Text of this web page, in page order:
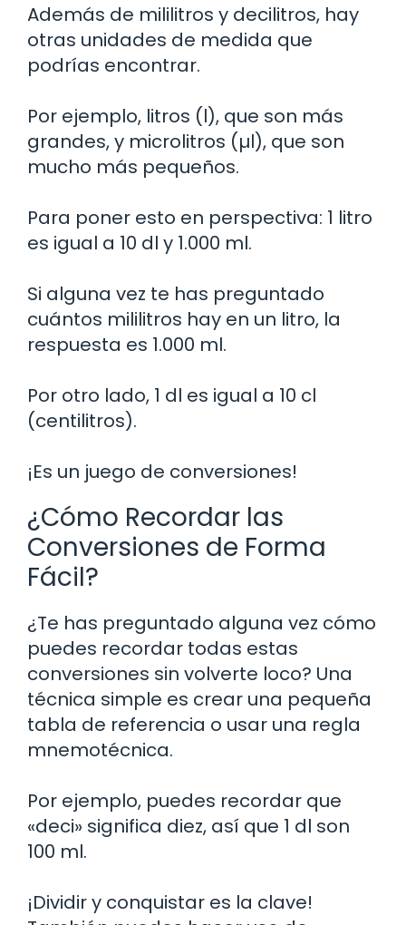
Además de mililitros y decilitros, hay
otras unidades de medida que
podrías encontrar.
Por ejemplo, litros (l), que son más
grandes, y microlitros (µl), que son
mucho más pequeños.
Para poner esto en perspectiva: 1 litro
es igual a 10 dl y 1.000 ml.
Si alguna vez te has preguntado
cuántos mililitros hay en un litro, la
respuesta es 1.000 ml.
Por otro lado, 1 dl es igual a 10 cl
(centilitros).
¡Es un juego de conversiones!
¿Cómo Recordar las
Conversiones de Forma
Fácil?
¿Te has preguntado alguna vez cómo
puedes recordar todas estas
conversiones sin volverte loco? Una
técnica simple es crear una pequeña
tabla de referencia o usar una regla
mnemotécnica.
Por ejemplo, puedes recordar que
«deci» significa diez, así que 1 dl son
100 ml.
¡Dividir y conquistar es la clave!